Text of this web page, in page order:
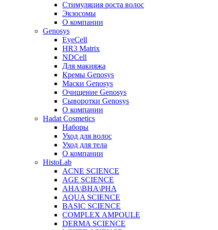
Стимуляция роста волос
Экзосомы
О компании
Genosys
EyeCell
HR3 Matrix
NDCell
Для макияжа
Кремы Genosys
Маски Genosys
Очищение Genosys
Сыворотки Genosys
О компании
Hadat Cosmetics
Наборы
Уход для волос
Уход для тела
О компании
HistoLab
ACNE SCIENCE
AGE SCIENCE
AHA\BHA\PHA
AQUA SCIENCE
BASIC SCIENCE
COMPLEX AMPOULE
DERMA SCIENCE